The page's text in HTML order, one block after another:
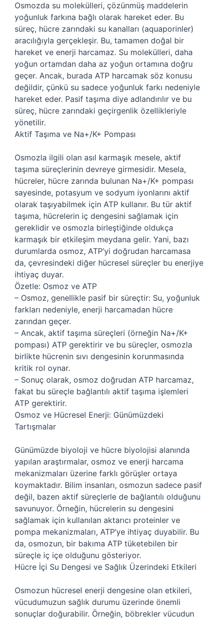
Osmozda su molekülleri, çözünmüş maddelerin
yoğunluk farkına bağlı olarak hareket eder. Bu
süreç, hücre zarındaki su kanalları (aquaporinler)
aracılığıyla gerçekleşir. Bu, tamamen doğal bir
hareket ve enerji harcamaz. Su molekülleri, daha
yoğun ortamdan daha az yoğun ortamına doğru
geçer. Ancak, burada ATP harcamak söz konusu
değildir, çünkü su sadece yoğunluk farkı nedeniyle
hareket eder. Pasif taşıma diye adlandırılır ve bu
süreç, hücre zarındaki geçirgenlik özellikleriyle
yönetilir.
Aktif Taşıma ve Na+/K+ Pompası
Osmozla ilgili olan asıl karmaşık mesele, aktif
taşıma süreçlerinin devreye girmesidir. Mesela,
hücreler, hücre zarında bulunan Na+/K+ pompası
sayesinde, potasyum ve sodyum iyonlarını aktif
olarak taşıyabilmek için ATP kullanır. Bu tür aktif
taşıma, hücrelerin iç dengesini sağlamak için
gereklidir ve osmozla birleştiğinde oldukça
karmaşık bir etkileşim meydana gelir. Yani, bazı
durumlarda osmoz, ATP’yi doğrudan harcamasa
da, çevresindeki diğer hücresel süreçler bu enerjiye
ihtiyaç duyar.
Özetle: Osmoz ve ATP
– Osmoz, genellikle pasif bir süreçtir: Su, yoğunluk
farkları nedeniyle, enerji harcamadan hücre
zarından geçer.
– Ancak, aktif taşıma süreçleri (örneğin Na+/K+
pompası) ATP gerektirir ve bu süreçler, osmozla
birlikte hücrenin sıvı dengesinin korunmasında
kritik rol oynar.
– Sonuç olarak, osmoz doğrudan ATP harcamaz,
fakat bu süreçle bağlantılı aktif taşıma işlemleri
ATP gerektirir.
Osmoz ve Hücresel Enerji: Günümüzdeki
Tartışmalar
Günümüzde biyoloji ve hücre biyolojisi alanında
yapılan araştırmalar, osmoz ve enerji harcama
mekanizmaları üzerine farklı görüşler ortaya
koymaktadır. Bilim insanları, osmozun sadece pasif
değil, bazen aktif süreçlerle de bağlantılı olduğunu
savunuyor. Örneğin, hücrelerin su dengesini
sağlamak için kullanılan aktarıcı proteinler ve
pompa mekanizmaları, ATP’ye ihtiyaç duyabilir. Bu
da, osmozun, bir bakıma ATP tüketebilen bir
süreçle iç içe olduğunu gösteriyor.
Hücre İçi Su Dengesi ve Sağlık Üzerindeki Etkileri
Osmozun hücresel enerji dengesine olan etkileri,
vücudumuzun sağlık durumu üzerinde önemli
sonuçlar doğurabilir. Örneğin, böbrekler vücudun